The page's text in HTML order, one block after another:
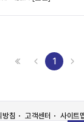
1
방침 고객센터 사이트